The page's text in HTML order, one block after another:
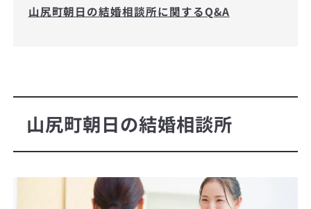
山尻町朝日の結婚相談所に関するQ&A
山尻町朝日の結婚相談所